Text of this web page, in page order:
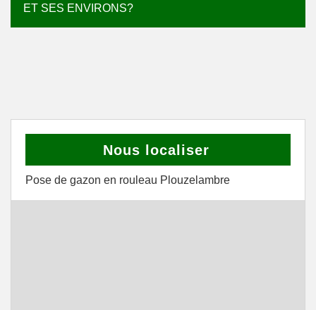
ET SES ENVIRONS?
Nous localiser
Pose de gazon en rouleau Plouzelambre